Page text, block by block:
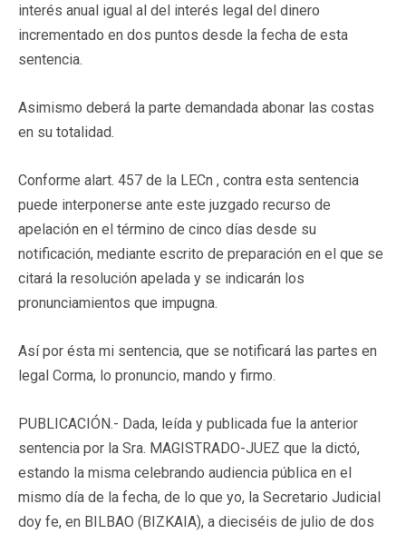
interés anual igual al del interés legal del dinero
incrementado en dos puntos desde la fecha de esta
sentencia.
Asimismo deberá la parte demandada abonar las costas
en su totalidad.
Conforme alart. 457 de la LECn , contra esta sentencia
puede interponerse ante este juzgado recurso de
apelación en el término de cinco días desde su
notificación, mediante escrito de preparación en el que se
citará la resolución apelada y se indicarán los
pronunciamientos que impugna.
Así por ésta mi sentencia, que se notificará las partes en
legal Corma, lo pronuncio, mando y firmo.
PUBLICACIÓN.- Dada, leída y publicada fue la anterior
sentencia por la Sra. MAGISTRADO-JUEZ que la dictó,
estando la misma celebrando audiencia pública en el
mismo día de la fecha, de lo que yo, la Secretario Judicial
doy fe, en BILBAO (BIZKAIA), a dieciséis de julio de dos